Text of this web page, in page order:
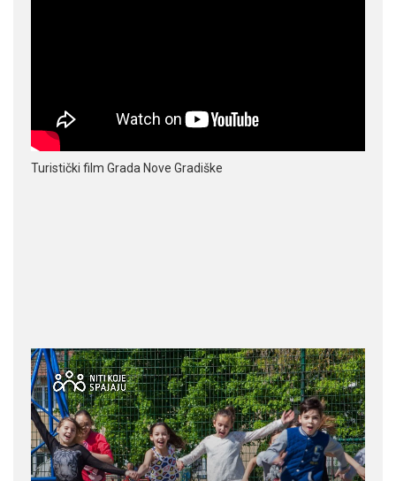
Turistički film Grada Nove Gradiške